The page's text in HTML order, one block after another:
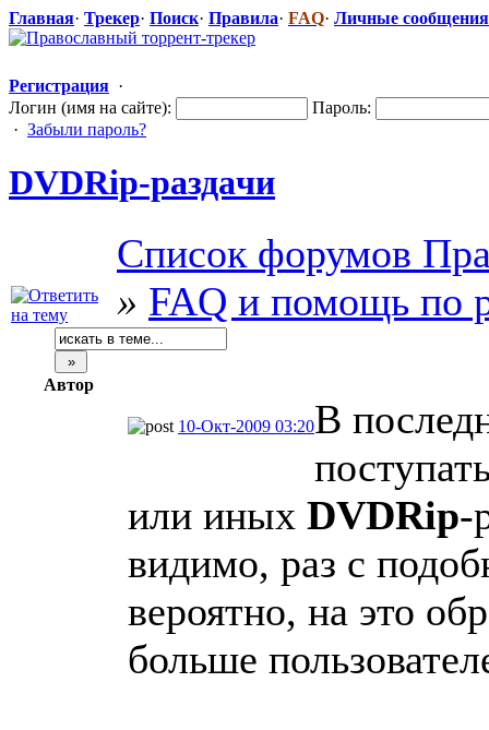
Главная· Трекер· Поиск· Правила· FAQ· Личные сообщения
Регистрация ·
Логин (имя на сайте):
Пароль:
· Забыли пароль?
DVDRip-разда​чи
Список форумов
» FAQ и помощь по
Автор
10-Окт-2009 03:20В
или иных DVDRip-
видимо, раз с
вероятно, на это
больше